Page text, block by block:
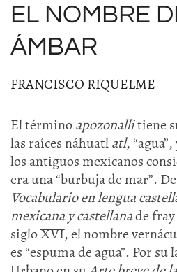
EL NOMBRE
ÁMBAR
FRANCISCO RIQUELME
El términoapozonallitiene
las raíces náhuatlatl, “agua”,
los antiguos mexicanos
era una “burbuja de mar”.
Vocabulario en lengua
mexicana y castellanade fray
siglo XVI, el nombre
es “espuma de agua”. Por